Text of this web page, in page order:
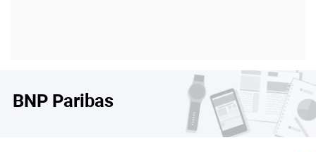
BNP Paribas